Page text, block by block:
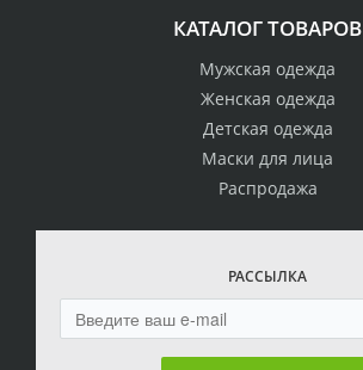
КАТАЛОГ ТОВАРОВ
Мужская одежда
Женская одежда
Детская одежда
Маски для лица
Распродажа
РАССЫЛКА